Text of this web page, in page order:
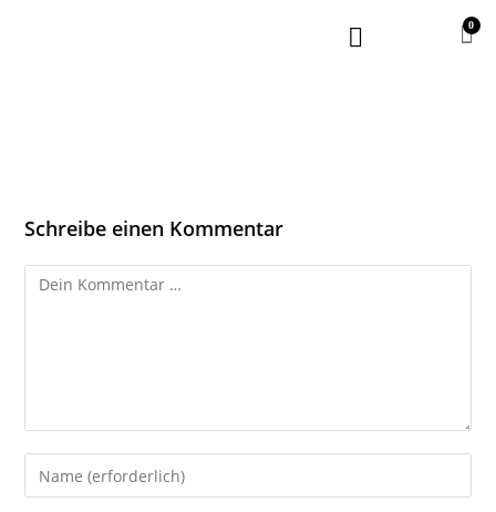
0
Schreibe einen Kommentar